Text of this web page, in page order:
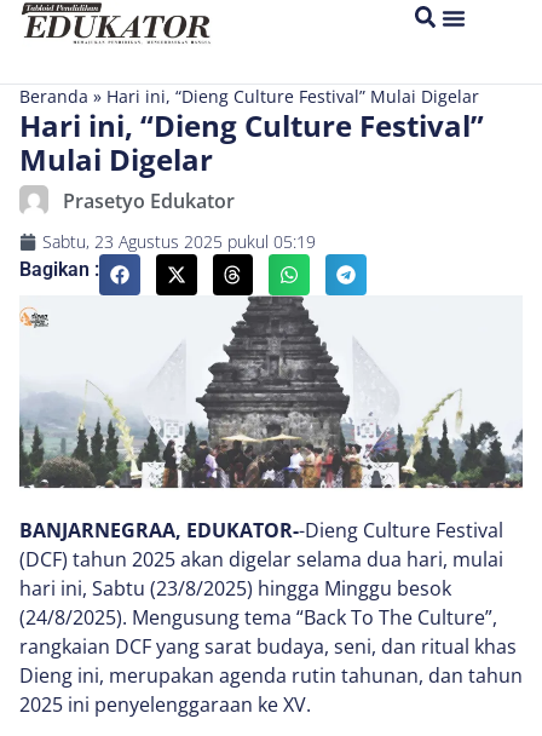
Beranda » Hari ini, “Dieng Culture Festival” Mulai Digelar
Hari ini, “Dieng Culture Festival”
Mulai Digelar
Prasetyo Edukator
Sabtu, 23 Agustus 2025 pukul 05:19
Bagikan :
BANJARNEGRAA, EDUKATOR--Dieng Culture Festival
(DCF) tahun 2025 akan digelar selama dua hari, mulai
hari ini, Sabtu (23/8/2025) hingga Minggu besok
(24/8/2025). Mengusung tema “Back To The Culture”,
rangkaian DCF yang sarat budaya, seni, dan ritual khas
Dieng ini, merupakan agenda rutin tahunan, dan tahun
2025 ini penyelenggaraan ke XV.